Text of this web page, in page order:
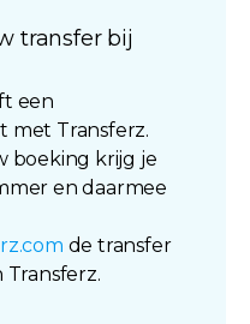
transfer bij
een
met Transferz.
boeking krijg je
en daarmee
de transfer